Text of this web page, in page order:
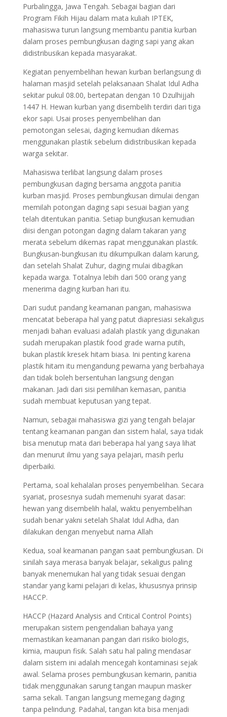
Purbalingga, Jawa Tengah. Sebagai bagian dari
Program Fikih Hijau dalam mata kuliah IPTEK,
mahasiswa turun langsung membantu panitia kurban
dalam proses pembungkusan daging sapi yang akan
didistribusikan kepada masyarakat.
Kegiatan penyembelihan hewan kurban berlangsung di
halaman masjid setelah pelaksanaan Shalat Idul Adha
sekitar pukul 08.00, bertepatan dengan 10 Dzulhijjah
1447 H. Hewan kurban yang disembelih terdiri dari tiga
ekor sapi. Usai proses penyembelihan dan
pemotongan selesai, daging kemudian dikemas
menggunakan plastik sebelum didistribusikan kepada
warga sekitar.
Mahasiswa terlibat langsung dalam proses
pembungkusan daging bersama anggota panitia
kurban masjid. Proses pembungkusan dimulai dengan
memilah potongan daging sapi sesuai bagian yang
telah ditentukan panitia. Setiap bungkusan kemudian
diisi dengan potongan daging dalam takaran yang
merata sebelum dikemas rapat menggunakan plastik.
Bungkusan-bungkusan itu dikumpulkan dalam karung,
dan setelah Shalat Zuhur, daging mulai dibagikan
kepada warga. Totalnya lebih dari 500 orang yang
menerima daging kurban hari itu.
Dari sudut pandang keamanan pangan, mahasiswa
mencatat beberapa hal yang patut diapresiasi sekaligus
menjadi bahan evaluasi adalah plastik yang digunakan
sudah merupakan plastik food grade warna putih,
bukan plastik kresek hitam biasa. Ini penting karena
plastik hitam itu mengandung pewarna yang berbahaya
dan tidak boleh bersentuhan langsung dengan
makanan. Jadi dari sisi pemilihan kemasan, panitia
sudah membuat keputusan yang tepat.
Namun, sebagai mahasiswa gizi yang tengah belajar
tentang keamanan pangan dan sistem halal, saya tidak
bisa menutup mata dari beberapa hal yang saya lihat
dan menurut ilmu yang saya pelajari, masih perlu
diperbaiki.
Pertama, soal kehalalan proses penyembelihan. Secara
syariat, prosesnya sudah memenuhi syarat dasar:
hewan yang disembelih halal, waktu penyembelihan
sudah benar yakni setelah Shalat Idul Adha, dan
dilakukan dengan menyebut nama Allah
Kedua, soal keamanan pangan saat pembungkusan. Di
sinilah saya merasa banyak belajar, sekaligus paling
banyak menemukan hal yang tidak sesuai dengan
standar yang kami pelajari di kelas, khususnya prinsip
HACCP.
HACCP (Hazard Analysis and Critical Control Points)
merupakan sistem pengendalian bahaya yang
memastikan keamanan pangan dari risiko biologis,
kimia, maupun fisik. Salah satu hal paling mendasar
dalam sistem ini adalah mencegah kontaminasi sejak
awal. Selama proses pembungkusan kemarin, panitia
tidak menggunakan sarung tangan maupun masker
sama sekali. Tangan langsung memegang daging
tanpa pelindung. Padahal, tangan kita bisa menjadi